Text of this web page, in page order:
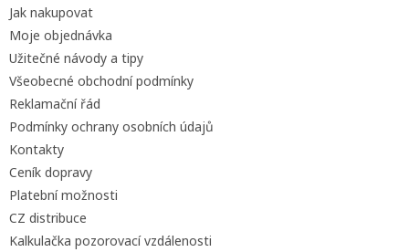
Jak nakupovat
Moje objednávka
Užitečné návody a tipy
Všeobecné obchodní podmínky
Reklamační řád
Podmínky ochrany osobních údajů
Kontakty
Ceník dopravy
Platební možnosti
CZ distribuce
Kalkulačka pozorovací vzdálenosti